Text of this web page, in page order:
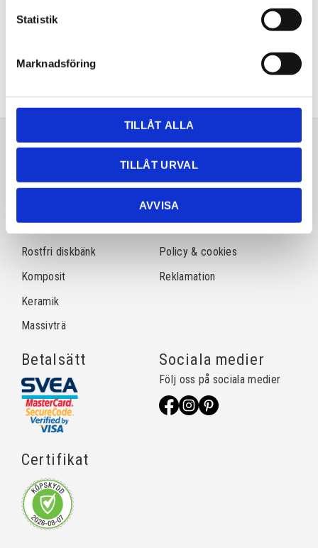
Statistik
Marknadsföring
TILLÅT ALLA
TILLÅT URVAL
AVVISA
Sortiment
Natursten
Rostfri diskbänk
Komposit
Keramik
Massivträ
Information
Frågor & svar
Köpvillkor
Policy & cookies
Reklamation
Betalsätt
Certifikat
Sociala medier
Följ oss på sociala medier